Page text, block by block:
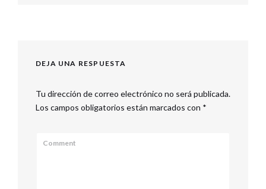
DEJA UNA RESPUESTA
Tu dirección de correo electrónico no será publicada.
Los campos obligatorios están marcados con *